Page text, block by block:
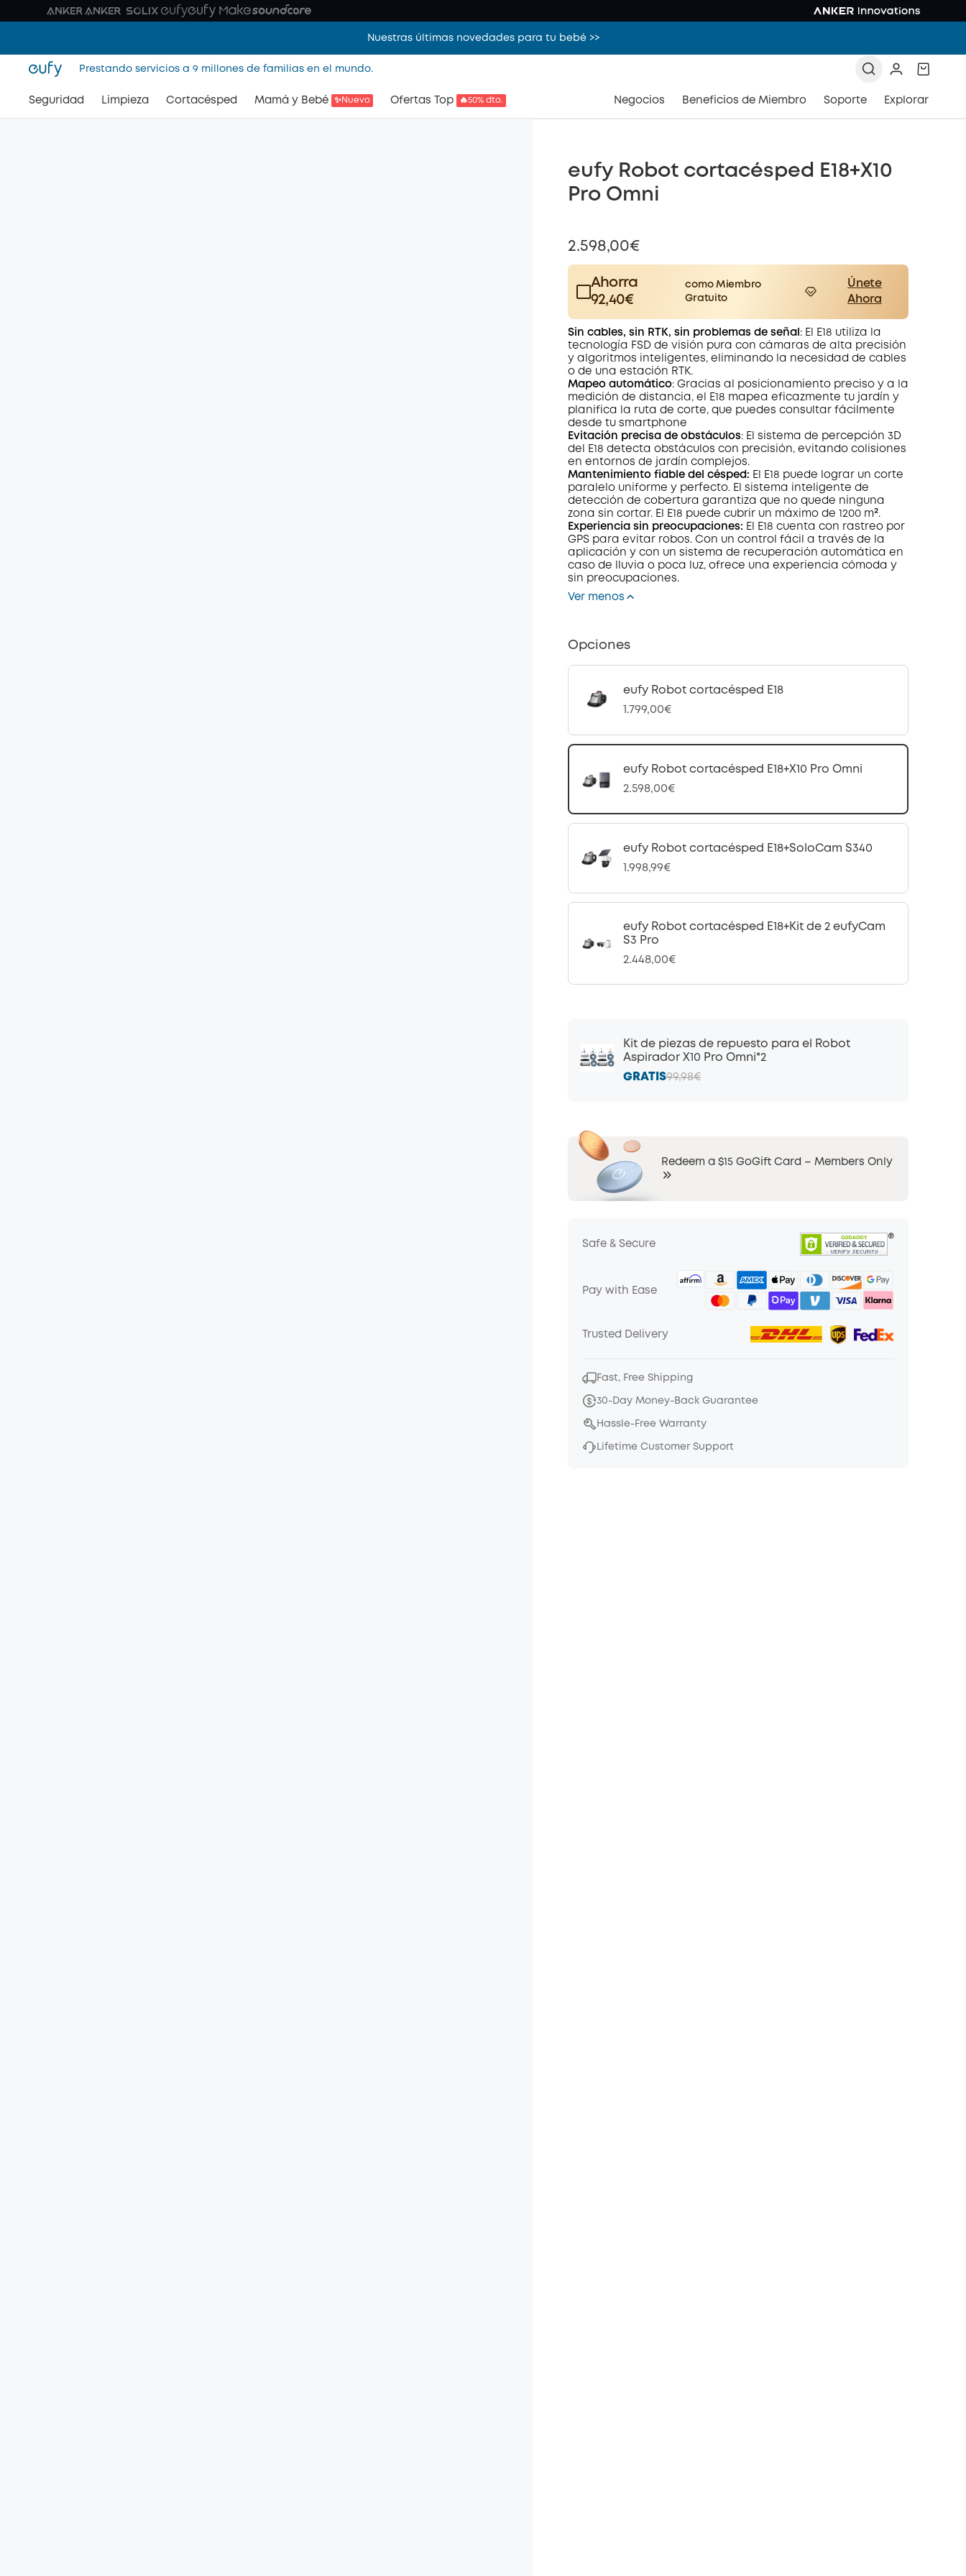
Nuestras últimas novedades para tu bebé >>
Prestando servicios a 9 millones de familias en el mundo.
Seguridad Limpieza Cortacésped Mamá y Bebé ✨Nuevo Ofertas Top 🔥50% dto. Negocios Beneficios de Miembro Soporte Explorar
eufy Robot cortacésped E18+X10
Pro Omni
2.598,00€
Ahorra
92,40€
como Miembro
Gratuito
Únete
Ahora
Plus Member
$15.00 /mes
Save 92,40€ Now
worth more than 92,40€
Other Benefits
Sin cables, sin RTK, sin problemas de señal : El E18 utiliza la
tecnología FSD de visión pura con cámaras de alta precisión
y algoritmos inteligentes, eliminando la necesidad de cables
o de una estación RTK.
Mapeo automático: Gracias al posicionamiento preciso y a la
medición de distancia, el E18 mapea eficazmente tu jardín y
planifica la ruta de corte, que puedes consultar fácilmente
desde tu smartphone
Evitación precisa de obstáculos: El sistema de percepción 3D
del E18 detecta obstáculos con precisión, evitando colisiones
en entornos de jardín complejos.
Mantenimiento fiable del césped: El E18 puede lograr un corte
paralelo uniforme y perfecto. El sistema inteligente de
detección de cobertura garantiza que no quede ninguna
zona sin cortar. El E18 puede cubrir un máximo de 1200 m².
Experiencia sin preocupaciones: El E18 cuenta con rastreo por
GPS para evitar robos. Con un control fácil a través de la
aplicación y con un sistema de recuperación automática en
caso de lluvia o poca luz, ofrece una experiencia cómoda y
sin preocupaciones.
Ver menos
Opciones
eufy Robot cortacésped E18
1.799,00€
eufy Robot cortacésped E18+X10 Pro Omni
2.598,00€
eufy Robot cortacésped E18+SoloCam S340
1.998,99€
eufy Robot cortacésped E18+Kit de 2 eufyCam
S3 Pro
2.448,00€
Kit de piezas de repuesto para el Robot
Aspirador X10 Pro Omni*2
GRATIS99,98€
Redeem a $15 GoGift Card – Members Only
Safe & Secure
Pay with Ease
Trusted Delivery
Fast, Free Shipping
30-Day Money-Back Guarantee
Hassle-Free Warranty
Lifetime Customer Support